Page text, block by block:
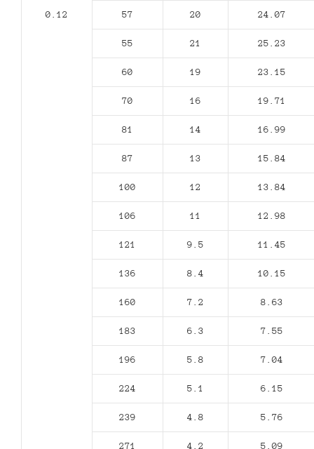
0.12 57 20 24.07
55 21 25.23
60 19 23.15
70 16 19.71
81 14 16.99
87 13 15.84
100 12 13.84
106 11 12.98
121 9.5 11.45
136 8.4 10.15
160 7.2 8.63
183 6.3 7.55
196 5.8 7.04
224 5.1 6.15
239 4.8 5.76
271 4.2 5.09